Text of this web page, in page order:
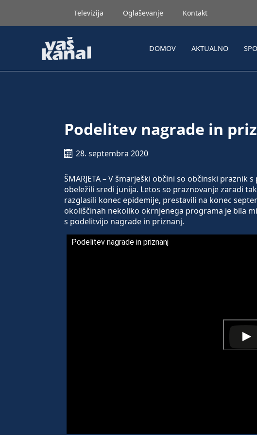
Televizija Oglaševanje Kontakt
DOMOV AKTUALNO
Podelitev nagrade in
28. septembra 2020
ŠMARJETA – V šmarješki občini so občinski
obeležili sredi junija. Letos so praznovanje zaradi
razglasili konec epidemije, prestavili na konec
okoliščinah nekoliko okrnjenega programa je bila
s podelitvijo nagrade in priznanj.
Podelitev nagrade in priznanj